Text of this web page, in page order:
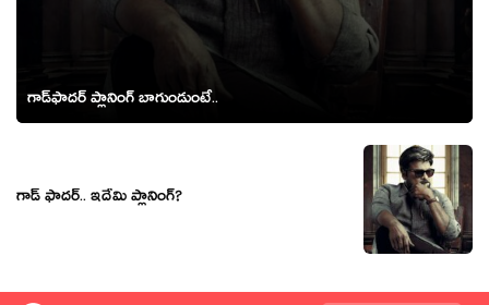
గాడ్‌ఫాద‌ర్ ప్లానింగ్ బాగుండుంటే..
గాడ్ ఫాదర్.. ఇదేమి ప్లానింగ్?